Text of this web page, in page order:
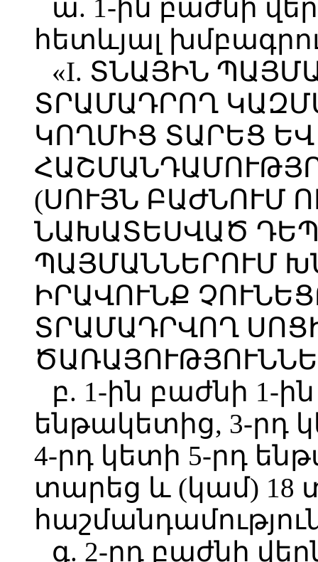
ա. 1-ին բաժնի
հետևյալ
«I. ՏՆԱՅԻՆ
ՏՐԱՄԱԴՐՈՂ
ԿՈՂՄԻՑ ՏԱՐԵՑ
(ՍՈՒՅՆ ԲԱԺՆՈՒՄ
ՆԱԽԱՏԵՍՎԱԾ
ՊԱՅՄԱՆՆԵՐՈՒՄ
ԻՐԱՎՈՒՆՔ
ՏՐԱՄԱԴՐՎՈՂ
բ. 1-ին բաժնի 1-
ենթակետից, 3-րդ
4-րդ կետի 5-րդ
տարեց և (կամ) 18
գ. 2-րդ բաժնի